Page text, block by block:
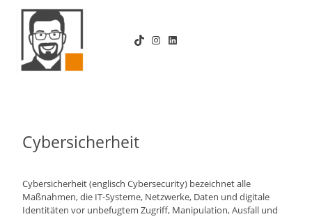
Zum
Inhalt
springen
TikTokInstagram
LinkedIn
Cybersicherheit
Cybersicherheit (englisch Cybersecurity) bezeichnet alle
Maßnahmen, die IT-Systeme, Netzwerke, Daten und digitale
Identitäten vor unbefugtem Zugriff, Manipulation, Ausfall und